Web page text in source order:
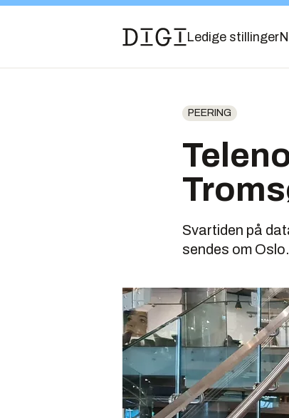
Ledige stillinger
PEERING
Svartiden på
sendes om Oslo.